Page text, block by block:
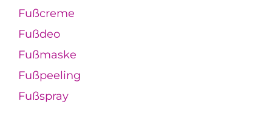
Fußcreme
Fußdeo
Fußmaske
Fußpeeling
Fußspray